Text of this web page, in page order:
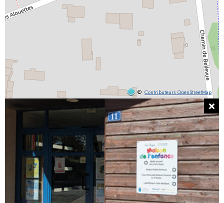
© Contributeurs OpenStreetMap